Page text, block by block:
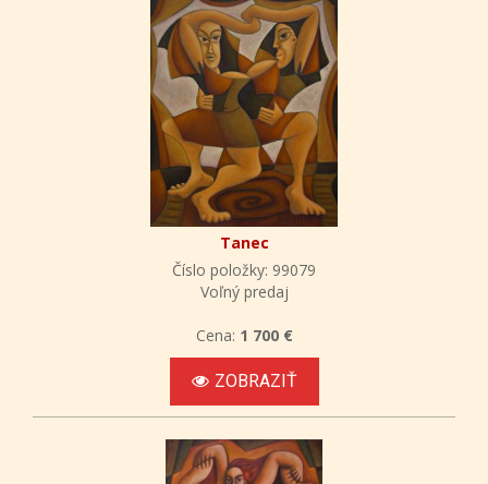
Tanec
Číslo položky: 99079
Voľný predaj
Cena: 1 700 €
ZOBRAZIŤ